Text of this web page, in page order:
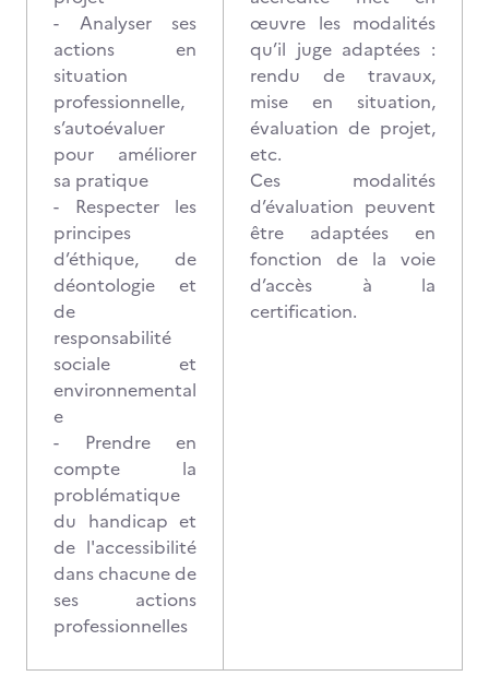
- Analyser ses
actions en
situation
professionnelle,
s’autoévaluer
pour améliorer
sa pratique
- Respecter les
principes
d’éthique, de
déontologie et
de
responsabilité
sociale et
environnemental
e
- Prendre en
compte la
problématique
du handicap et
de l'accessibilité
dans chacune de
ses actions
professionnelles
œuvre les modalités
qu’il juge adaptées :
rendu de travaux,
mise en situation,
évaluation de projet,
etc.
Ces modalités
d’évaluation peuvent
être adaptées en
fonction de la voie
d’accès à la
certification.